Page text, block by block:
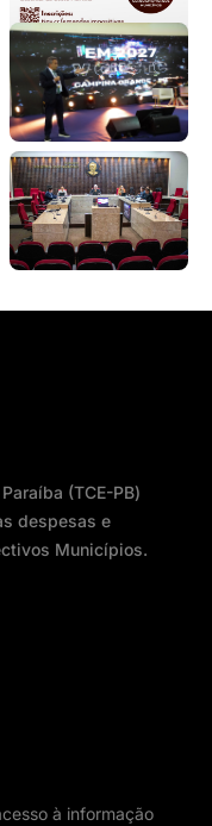
(TCE-PB)
despesas e
Municípios.
à informação